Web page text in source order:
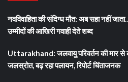
नवविवाहिता की संदिग्ध मौत: अब सहा नहीं
उम्मीदों की आखिरी गवाही देते शब्द
Uttarakhand: जलवायु परिवर्तन की मार से
जलस्रोत, बढ़ रहा पलायन, रिपोर्ट चिंताजनक